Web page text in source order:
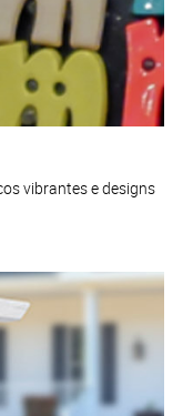
vibrantes e designs